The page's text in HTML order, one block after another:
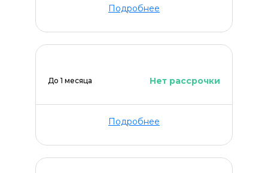
Подробнее
До 1 месяца Нет рассрочки
Подробнее